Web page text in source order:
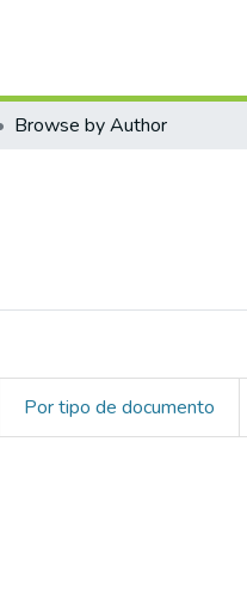
Browse by Author
Por tipo de documento
Montoya,